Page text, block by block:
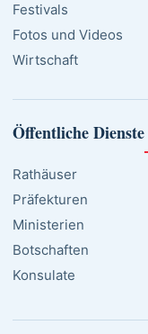
Festivals
Fotos und Videos
Wirtschaft
Öffentliche Dienste
Rathäuser
Präfekturen
Ministerien
Botschaften
Konsulate